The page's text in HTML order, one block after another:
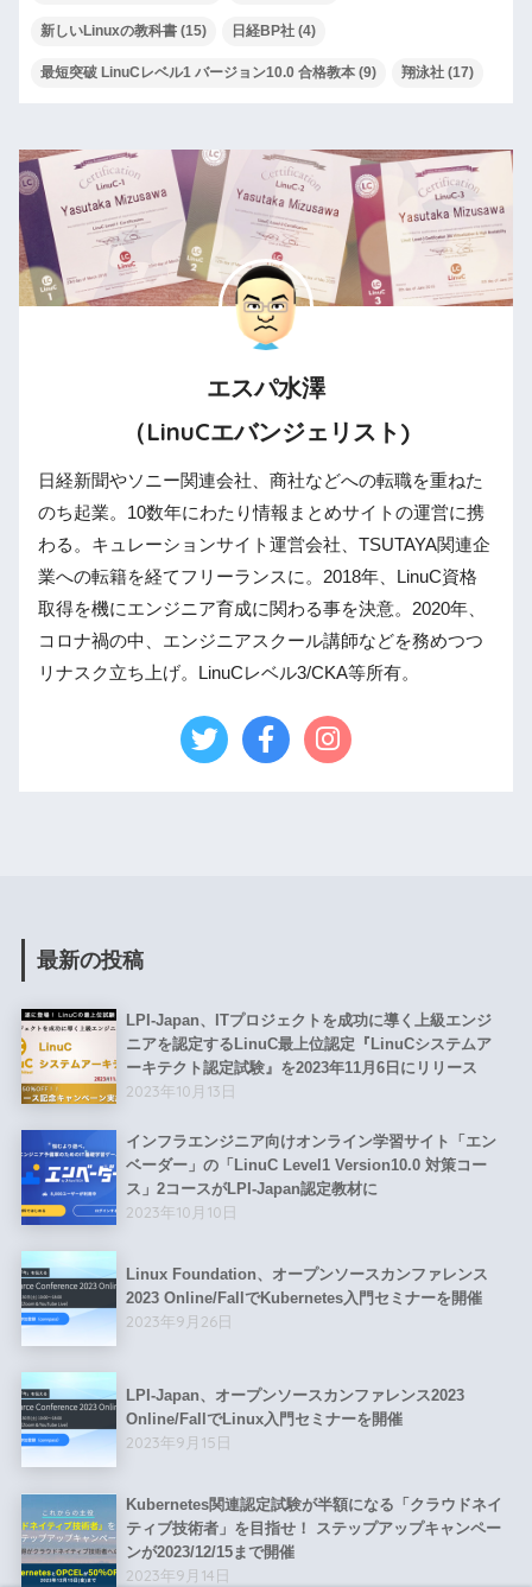
新しいLinuxの教科書 (15) 日経BP社 (4)
最短突破 LinuCレベル1 バージョン10.0 合格教本 (9) 翔泳社 (17)
エスパ水澤
（LinuCエバンジェリスト)
日経新聞やソニー関連会社、商社などへの転職を重ねた
のち起業。10数年にわたり情報まとめサイトの運営に携
わる。キュレーションサイト運営会社、TSUTAYA関連企
業への転籍を経てフリーランスに。2018年、LinuC資格
取得を機にエンジニア育成に関わる事を決意。2020年、
コロナ禍の中、エンジニアスクール講師などを務めつつ
リナスク立ち上げ。LinuCレベル3/CKA等所有。
最新の投稿
LPI-Japan、ITプロジェクトを成功に導く上級エンジ
ニアを認定するLinuC最上位認定『LinuCシステムア
ーキテクト認定試験』を2023年11月6日にリリース
2023年10月13日
インフラエンジニア向けオンライン学習サイト「エン
ベーダー」の「LinuC Level1 Version10.0 対策コー
ス」2コースがLPI-Japan認定教材に
2023年10月10日
Linux Foundation、オープンソースカンファレンス
2023 Online/FallでKubernetes入門セミナーを開催
2023年9月26日
LPI-Japan、オープンソースカンファレンス2023
Online/FallでLinux入門セミナーを開催
2023年9月15日
Kubernetes関連認定試験が半額になる「クラウドネイ
ティブ技術者」を目指せ！ ステップアップキャンペー
ンが2023/12/15まで開催
2023年9月14日